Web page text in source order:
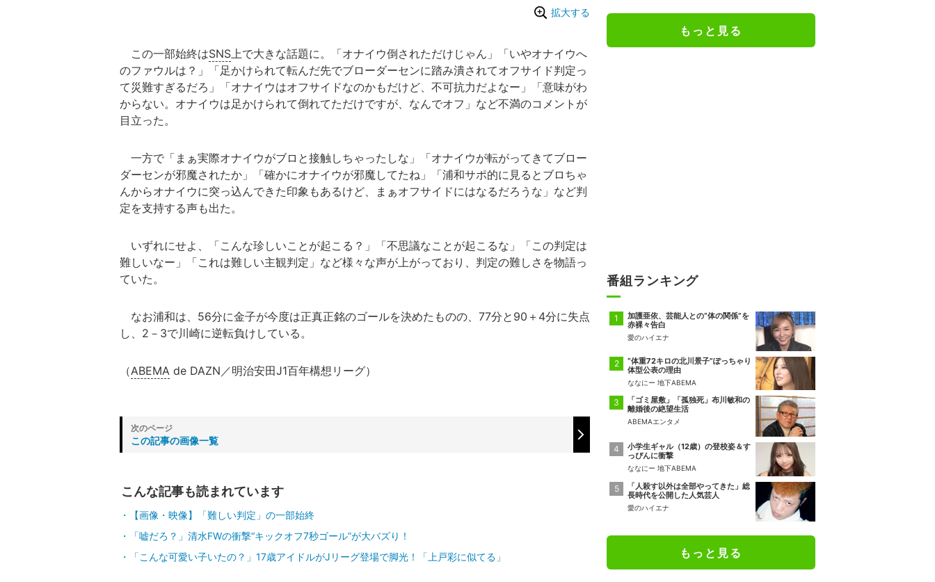
拡大する
この一部始終はSNS 上で大きな話題に。「オナイウ倒されただけじゃん」「いやオナイウへ
のファウルは？」「足かけられて転んだ先でブローダーセンに踏み潰されてオフサイド判定っ
て災難すぎるだろ」「オナイウはオフサイドなのかもだけど、不可抗力だよなー」「意味がわ
からない。オナイウは足かけられて倒れてただけですが、なんでオフ」など不満のコメントが
目立った。
一方で「まぁ実際オナイウがブロと接触しちゃったしな」「オナイウが転がってきてブロー
ダーセンが邪魔されたか」「確かにオナイウが邪魔してたね」「浦和サポ的に見るとブロちゃ
んからオナイウに突っ込んできた印象もあるけど、まぁオフサイドにはなるだろうな」など判
定を支持する声も出た。
いずれにせよ、「こんな珍しいことが起こる？」「不思議なことが起こるな」「この判定は
難しいなー」「これは難しい主観判定」など様々な声が上がっており、判定の難しさを物語っ
ていた。
なお浦和は、56分に金子が今度は正真正銘のゴールを決めたものの、77分と90＋4分に失点
し、2－3で川崎に逆転負けしている。
（ABEMA de DAZN／明治安田J1百年構想リーグ）
この記事の画像一覧
こんな記事も読まれています
【画像・映像】「難しい判定」の一部始終
「嘘だろ？」清水FWの衝撃“キックオフ7秒ゴール”が大バズり！
「こんな可愛い子いたの？」17歳アイドルがJリーグ登場で脚光！「上戸彩に似てる」
もっと見る
番組ランキング
加護亜依、芸能人との“体の関係”を
赤裸々告白
愛のハイエナ
“体重72キロの北川景子”ぽっちゃり
体型公表の理由
ななにー 地下ABEMA
「ゴミ屋敷」「孤独死」布川敏和の
離婚後の絶望生活
ABEMAエンタメ
小学生ギャル（12歳）の登校姿＆す
っぴんに衝撃
ななにー 地下ABEMA
「人殺す以外は全部やってきた」総
長時代を公開した人気芸人
愛のハイエナ
もっと見る